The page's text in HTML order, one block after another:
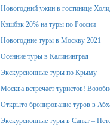
Новогодний ужин в гостинице
Кэшбэк 20% на туры по России
Новогодние туры в Москву 2021
Осенние туры в Калининград
Экскурсионные туры по Крыму
Москва встречает туристов!
Открыто бронирование туров в
Экскурсионные туры в Санкт –